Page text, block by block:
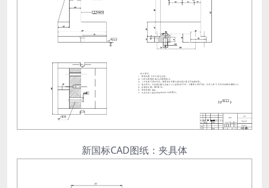
新国标CAD图纸：夹具体